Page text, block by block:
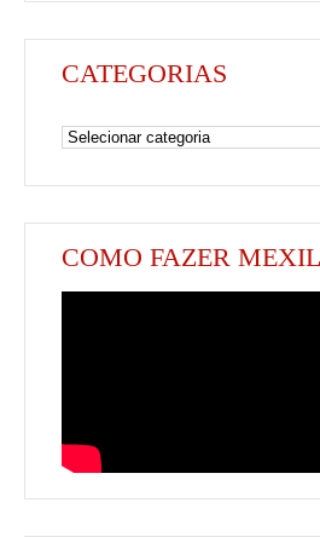
CATEGORIAS
COMO FAZER